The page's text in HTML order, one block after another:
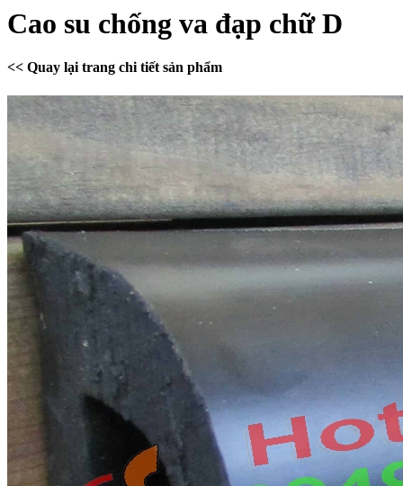
Cao su chống va đạp chữ D
<< Quay lại trang chi tiết sản phẩm